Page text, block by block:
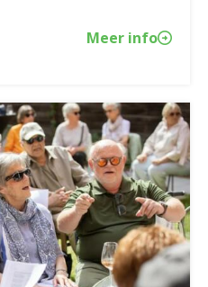
Meer info